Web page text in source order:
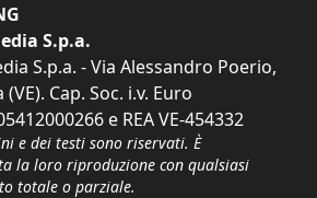
S.p.a.
S.p.a. - Via Alessandro Poerio,
Cap. Soc. i.v. Euro
e REA VE-454332
e dei testi sono riservati. È
la loro riproduzione con qualsiasi
totale o parziale.